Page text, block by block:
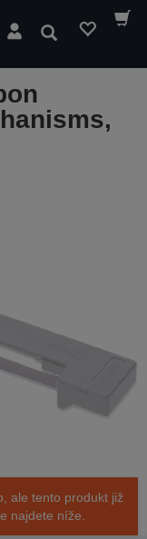
Hledat
ale tento produkt již
najdete níže.